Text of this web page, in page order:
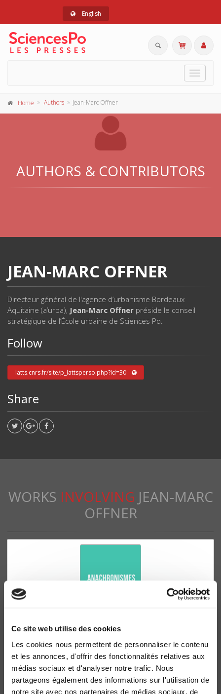
Ce site web utilise des cookies
Les cookies nous permettent de personnaliser le contenu
et les annonces, d'offrir des fonctionnalités relatives aux
médias sociaux et d'analyser notre trafic. Nous
partageons également des informations sur l'utilisation de
notre site avec nos partenaires de médias sociaux, de
English
Toggle
Home Authors Jean-Marc Offner
AUTHORS & CONTRIBUTORS
JEAN-MARC OFFNER
Directeur général de l'agence d’urbanisme Bordeaux
Aquitaine (a’urba), Jean-Marc Offner préside le conseil
stratégique de l’École urbaine de Sciences Po.
Follow
latts.cnrs.fr/site/p_lattsperso.php?Id=30
Share
WORKS INVOLVING JEAN-MARC
OFFNER
Anachronismes urbains
Jean-Marc Offner